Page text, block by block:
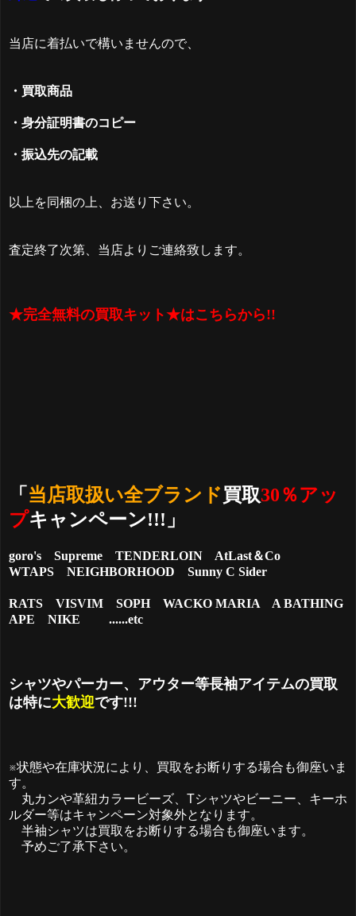
当店に着払いで構いませんので、
・買取商品
・身分証明書のコピー
・振込先の記載
以上を同梱の上、お送り下さい。
査定終了次第、当店よりご連絡致します。
★完全無料の買取キット★はこちらから!!
「 当店取扱い全ブランド買取30％アッ
プキャンペーン!!!」
goro's Supreme TENDERLOIN AtLast＆Co
WTAPS NEIGHBORHOOD Sunny C Sider
RATS VISVIM SOPH WACKO MARIA A BATHING
APE NIKE ......etc
シャツやパーカー、アウター等長袖アイテムの買取
は特に大歓迎です!!!
※状態や在庫状況により、買取をお断りする場合も御座いま
す。
丸カンや革紐カラービーズ、Tシャツやビーニー、キーホ
ルダー等はキャンペーン対象外となります。
半袖シャツは買取をお断りする場合も御座います。
予めご了承下さい。